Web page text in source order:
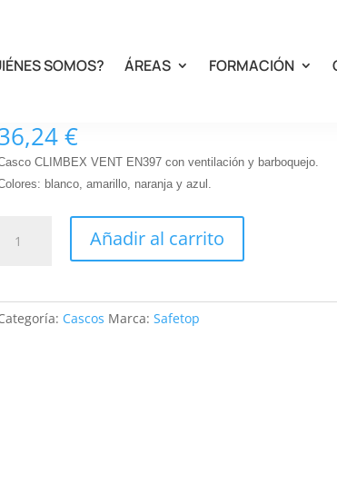
SOMOS? ÁREAS FORMACIÓN
€
CLIMBEX VENT EN397 con ventilación y barboquejo.
blanco, amarillo, naranja y azul.
cantidad
Añadir al carrito
Cascos Marca:Safetop